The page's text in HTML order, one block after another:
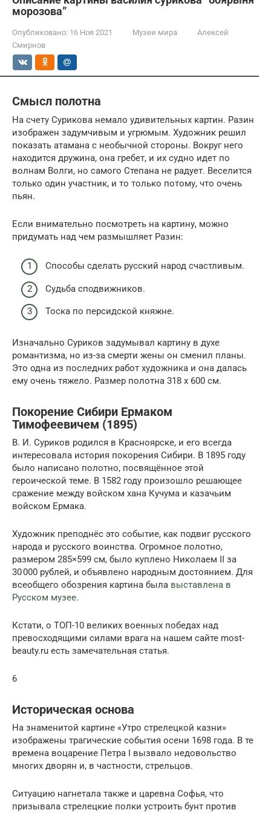
морозова”
Опубликовано: 16 Ноя 2021 Музеи мира
Алексей
Смирнов
Смысл полотна
На счету Сурикова немало удивительных картин. Разин
изображен задумчивым и угрюмым. Художник решил
показать атамана с необычной стороны. Вокруг него
находится дружина, она гребет, и их судно идет по
волнам Волги, но самого Степана не радует. Веселится
только один участник, и то только потому, что очень
пьян.
Если внимательно посмотреть на картину, можно
придумать над чем размышляет Разин:
Способы сделать русский народ счастливым.
Судьба сподвижников.
Тоска по персидской княжне.
Изначально Суриков задумывал картину в духе
романтизма, но из-за смерти жены он сменил планы.
Это одна из последних работ художника и она далась
ему очень тяжело. Размер полотна 318 x 600 см.
Покорение Сибири Ермаком
Тимофеевичем (1895)
В. И. Суриков родился в Красноярске, и его всегда
интересовала история покорения Сибири. В 1895 году
было написано полотно, посвящённое этой
героической теме. В 1582 году произошло решающее
сражение между войском хана Кучума и казачьим
войском Ермака.
Художник преподнёс это событие, как подвиг русского
народа и русского воинства. Огромное полотно,
размером 285×599 см, было куплено Николаем II за
30 000 рублей, и объявлено народным достоянием. Для
всеобщего обозрения картина была выставлена в
Русском музее.
Кстати, о ТОП-10 великих военных победах над
превосходящими силами врага на нашем сайте most-
beauty.ru есть замечательная статья.
6
Историческая основа
На знаменитой картине «Утро стрелецкой казни»
изображены трагические события осени 1698 года. В те
времена воцарение Петра I вызвало недовольство
многих дворян и, в частности, стрельцов.
Ситуацию нагнетала также и царевна Софья, что
призывала стрелецкие полки устроить бунт против